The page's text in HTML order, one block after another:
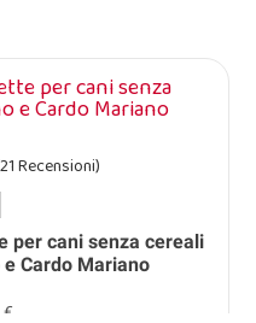
per cani senza cereali
Cardo Mariano
Recensioni)
€